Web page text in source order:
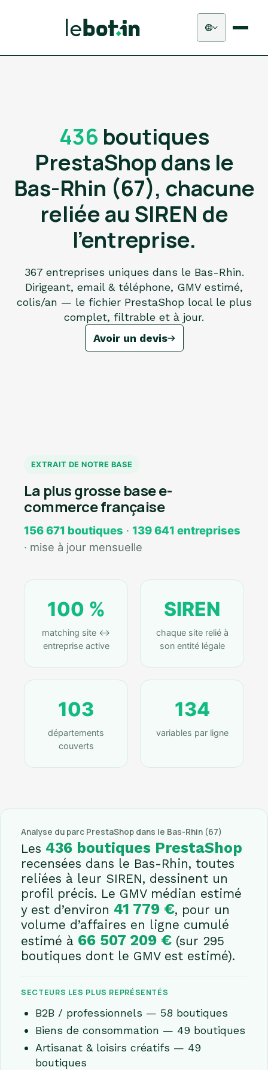
436 boutiques
PrestaShop dans le
Bas-Rhin (67), chacune
reliée au SIREN de
l'entreprise.
367 entreprises uniques dans le Bas-Rhin.
Dirigeant, email & téléphone, GMV estimé,
colis/an — le fichier PrestaShop local le plus
complet, filtrable et à jour.
Avoir un devis
EXTRAIT DE NOTRE BASE
La plus grosse base e-
commerce française
156 671 boutiques · 139 641 entreprises
· mise à jour mensuelle
100 %
matching site ↔
entreprise active
SIREN
chaque site relié à
son entité légale
103
départements
couverts
134
variables par ligne
Analyse du parc PrestaShop dans le Bas-Rhin (67)
Les 436 boutiques PrestaShop
recensées dans le Bas-Rhin, toutes
reliées à leur SIREN, dessinent un
profil précis. Le GMV médian estimé
y est d’environ 41 779 €, pour un
volume d’affaires en ligne cumulé
estimé à 66 507 209 € (sur 295
boutiques dont le GMV est estimé).
SECTEURS LES PLUS REPRÉSENTÉS
B2B / professionnels — 58 boutiques
Biens de consommation — 49 boutiques
Artisanat & loisirs créatifs — 49
boutiques